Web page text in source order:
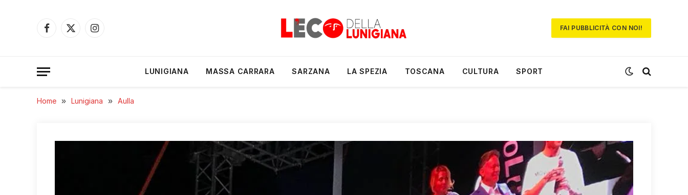
Facebook
X
Instagram
FAI PUBBLICITÀ CON NOI!
LUNIGIANA MASSA CARRARA SARZANA LA SPEZIA TOSCANA CULTURA SPORT
Home » Lunigiana » Aulla